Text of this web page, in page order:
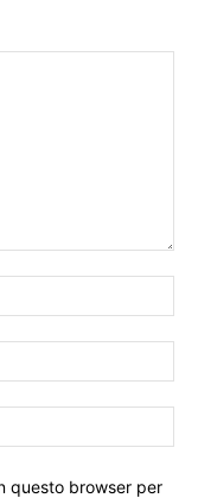
questo browser per